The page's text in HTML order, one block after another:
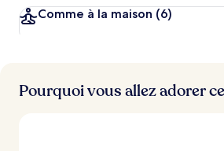
Comme à la maison (6)
Pourquoi vous allez adorer